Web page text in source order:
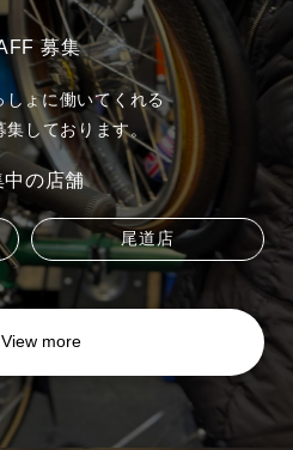
募集
しょに働いてくれる
集しております。
中の店舗
尾道店
View more